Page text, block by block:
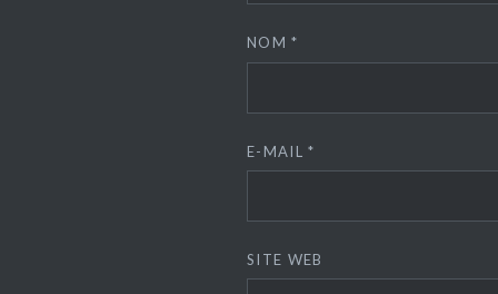
NOM*
E-MAIL*
SITE WEB